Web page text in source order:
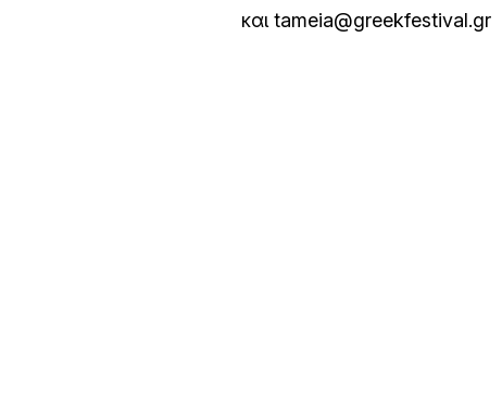
καιtameia@greekfestival.gr